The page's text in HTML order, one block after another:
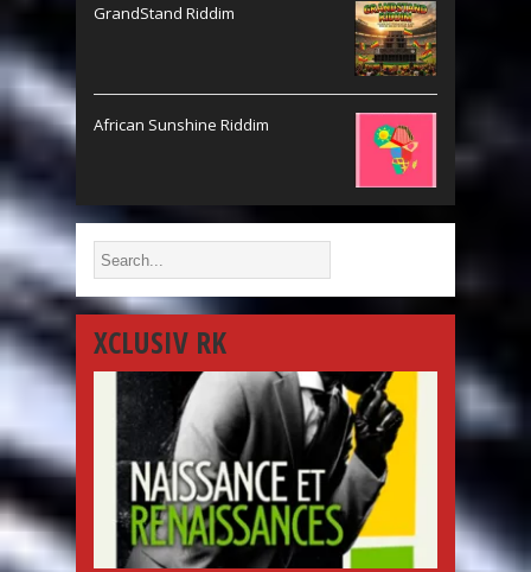
GrandStand Riddim
African Sunshine Riddim
XCLUSIV RK